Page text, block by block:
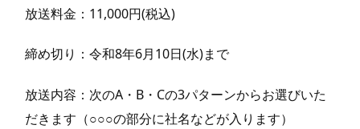
放送料金：11,000円(税込)
締め切り：令和8年6月10日(水)まで
放送内容：次のA・B・Cの3パターンからお選びいた
だきます（○○○の部分に社名などが入ります）